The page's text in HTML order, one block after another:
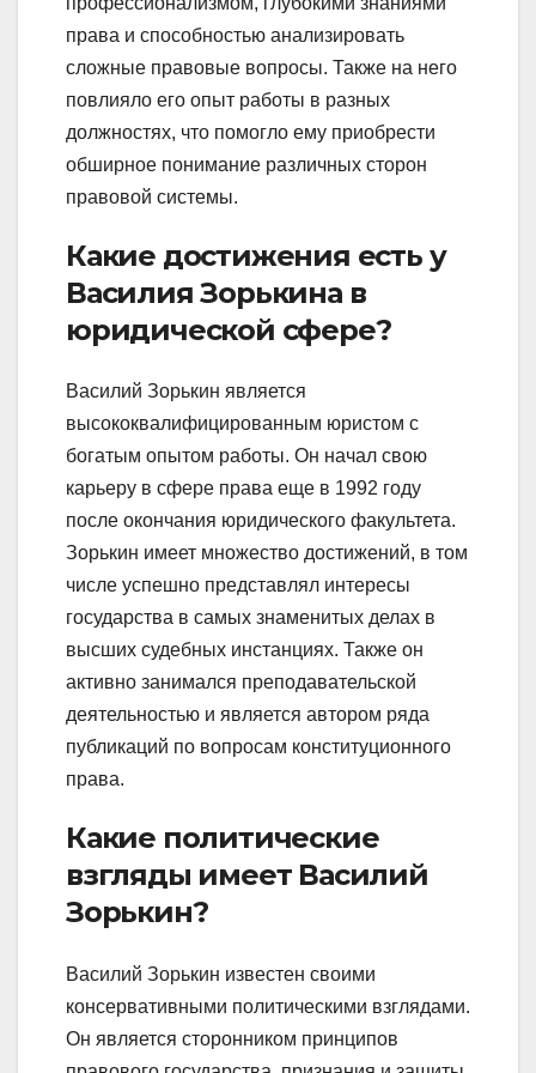
права и способностью анализировать
сложные правовые вопросы. Также на него
повлияло его опыт работы в разных
должностях, что помогло ему приобрести
обширное понимание различных сторон
правовой системы.
Какие достижения есть у
Василия Зорькина в
юридической сфере?
Василий Зорькин является
высококвалифицированным юристом с
богатым опытом работы. Он начал свою
карьеру в сфере права еще в 1992 году
после окончания юридического факультета.
Зорькин имеет множество достижений, в том
числе успешно представлял интересы
государства в самых знаменитых делах в
высших судебных инстанциях. Также он
активно занимался преподавательской
деятельностью и является автором ряда
публикаций по вопросам конституционного
права.
Какие политические
взгляды имеет Василий
Зорькин?
Василий Зорькин известен своими
консервативными политическими взглядами.
Он является сторонником принципов